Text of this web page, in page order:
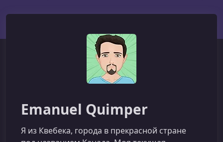
Emanuel Quimper
Я из Квебека, города в прекрасной стране